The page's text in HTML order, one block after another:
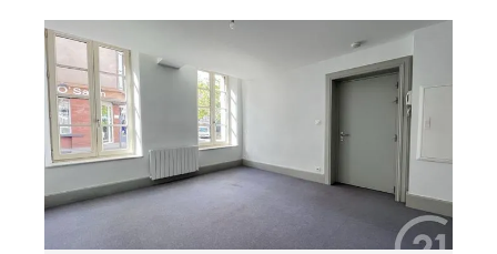
ALBI 81
27,74 m 2 , 1 pièce
Ref : 2233
Appartement T1 à louer
380 €
par mois charges comprises